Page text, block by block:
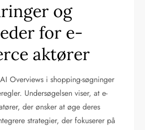
og
for e-
aktører
Overviews i shopping-søgninger
Undersøgelsen viser, at e-
der ønsker at øge deres
strategier, der fokuserer på